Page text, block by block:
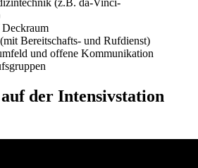
(z.B. da-Vinci-
Deckraum
Bereitschafts- und Rufdienst)
und offene Kommunikation
der Intensivstation